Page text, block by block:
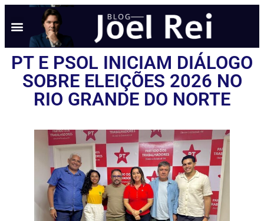
PT E PSOL INICIAM DIÁLOGO
SOBRE ELEIÇÕES 2026 NO
RIO GRANDE DO NORTE